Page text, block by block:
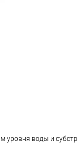
уровня воды и